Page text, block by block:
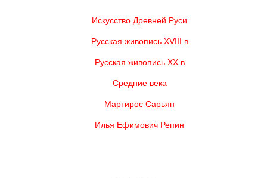
Искусство Древней Руси
Русская живопись XVIII в
Русская живопись XX в
Средние века
Мартирос Сарьян
Илья Ефимович Репин